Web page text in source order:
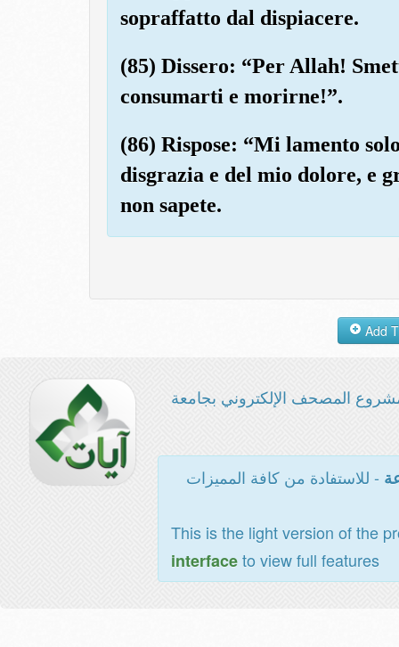
sopraffatto dal dispiacere.
(85) Dissero: “Per Allah!
consumarti e morirne!”.
(86) Rispose: “Mi lamento
disgrazia e del mio dolore, e
non sapete.
المصحف الإلكتروني بجامعة
- للاستفادة من كافة المميزات
This is the light version of the
interfaceto view full features